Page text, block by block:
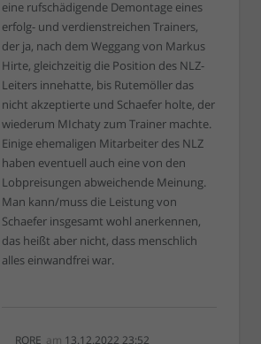
eine rufschädigende Demontage eines
erfolg- und verdienstreichen Trainers,
der ja, nach dem Weggang von Markus
Hirte, gleichzeitig die Position des NLZ-
Leiters innehatte, bis Rutemöller das
nicht akzeptierte und Schaefer holte, der
wiederum MIchaty zum Trainer machte.
Einige ehemaligen Mitarbeiter des NLZ
haben eventuell auch eine von den
Lobpreisungen abweichende Meinung.
Man kann/muss die Leistung von
Schaefer insgesamt wohl anerkennen,
das heißt aber nicht, dass menschlich
alles einwandfrei war.
RORE am 13.12.2022 23:52